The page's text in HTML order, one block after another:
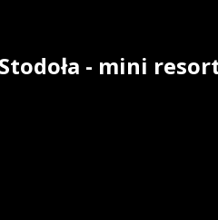
Stodoła - mini